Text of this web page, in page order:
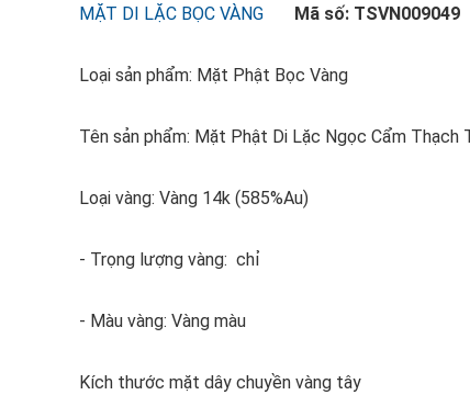
MẶT DI LẶC BỌC VÀNG Mã số: TSVN009049
Loại sản phẩm: Mặt Phật Bọc Vàng
Tên sản phẩm: Mặt Phật Di Lặc Ngọc Cẩm Thạch
Loại vàng: Vàng 14k (585%Au)
- Trọng lượng vàng: chỉ
- Màu vàng: Vàng màu
Kích thước mặt dây chuyền vàng tây